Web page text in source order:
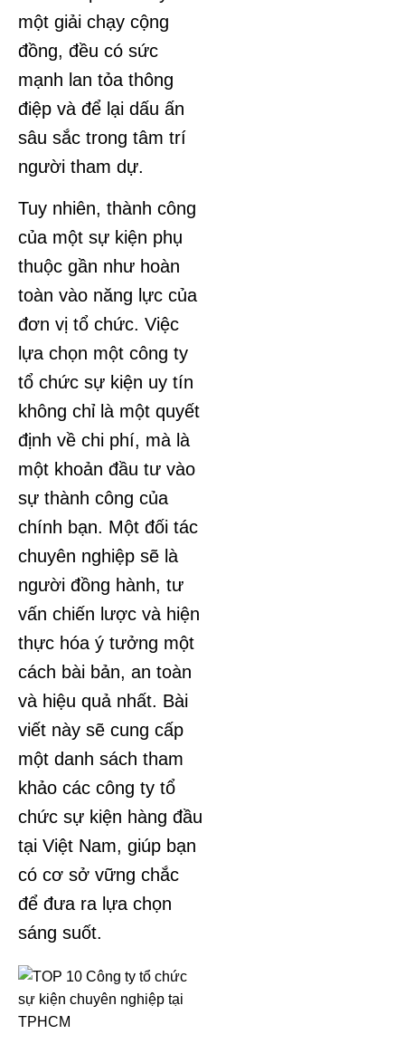
một giải chạy cộng
đồng, đều có sức
mạnh lan tỏa thông
điệp và để lại dấu ấn
sâu sắc trong tâm trí
người tham dự.
Tuy nhiên, thành công
của một sự kiện phụ
thuộc gần như hoàn
toàn vào năng lực của
đơn vị tổ chức. Việc
lựa chọn một công ty
tổ chức sự kiện uy tín
không chỉ là một quyết
định về chi phí, mà là
một khoản đầu tư vào
sự thành công của
chính bạn. Một đối tác
chuyên nghiệp sẽ là
người đồng hành, tư
vấn chiến lược và hiện
thực hóa ý tưởng một
cách bài bản, an toàn
và hiệu quả nhất. Bài
viết này sẽ cung cấp
một danh sách tham
khảo các công ty tổ
chức sự kiện hàng đầu
tại Việt Nam, giúp bạn
có cơ sở vững chắc
để đưa ra lựa chọn
sáng suốt.